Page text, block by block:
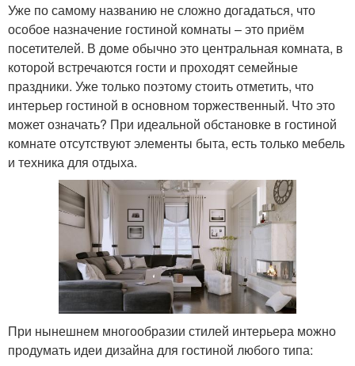
Уже по самому названию не сложно догадаться, что
особое назначение гостиной комнаты – это приём
посетителей. В доме обычно это центральная комната, в
которой встречаются гости и проходят семейные
праздники. Уже только поэтому стоить отметить, что
интерьер гостиной в основном торжественный. Что это
может означать? При идеальной обстановке в гостиной
комнате отсутствуют элементы быта, есть только мебель
и техника для отдыха.
При нынешнем многообразии стилей интерьера можно
продумать идеи дизайна для гостиной любого типа: